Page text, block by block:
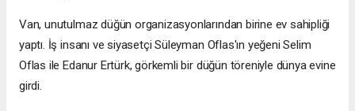
Van, unutulmaz düğün organizasyonlarından birine ev sahipliği
yaptı. İş insanı ve siyasetçi Süleyman Oflas'ın yeğeni Selim
Oflas ile Edanur Ertürk, görkemli bir düğün töreniyle dünya evine
girdi.